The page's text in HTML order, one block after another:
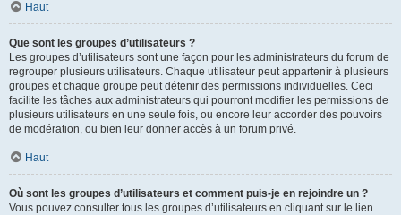
Haut
Que sont les groupes d’utilisateurs ?
Les groupes d’utilisateurs sont une façon pour les administrateurs du forum de
regrouper plusieurs utilisateurs. Chaque utilisateur peut appartenir à plusieurs
groupes et chaque groupe peut détenir des permissions individuelles. Ceci
facilite les tâches aux administrateurs qui pourront modifier les permissions de
plusieurs utilisateurs en une seule fois, ou encore leur accorder des pouvoirs
de modération, ou bien leur donner accès à un forum privé.
Haut
Où sont les groupes d’utilisateurs et comment puis-je en rejoindre un ?
Vous pouvez consulter tous les groupes d’utilisateurs en cliquant sur le lien